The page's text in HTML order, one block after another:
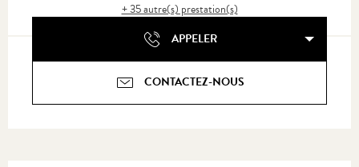
+ 35 autre(s) prestation(s)
APPELER
CONTACTEZ-NOUS